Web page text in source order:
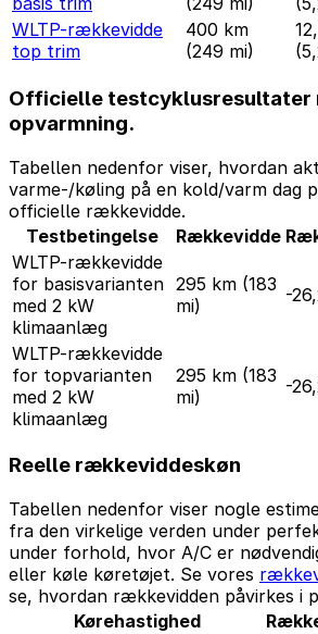
WLTP-rækkevidde
top trim
400 km
(249 mi)
Officielle testcyklusresultater
opvarmning.
Tabellen nedenfor viser, hvordan
varme-/køling på en kold/varm dag
officielle rækkevidde.
Testbetingelse
Rækkevidde
WLTP-rækkevidde
for basisvarianten
med 2 kW
klimaanlæg
295 km (183
mi)
-
WLTP-rækkevidde
for topvarianten
med 2 kW
klimaanlæg
295 km (183
mi)
-
Reelle rækkeviddeskøn
Tabellen nedenfor viser nogle
fra den virkelige verden under
under forhold, hvor A/C er
eller køle køretøjet. Se vores
se, hvordan rækkevidden påvirkes i
Kørehastighed